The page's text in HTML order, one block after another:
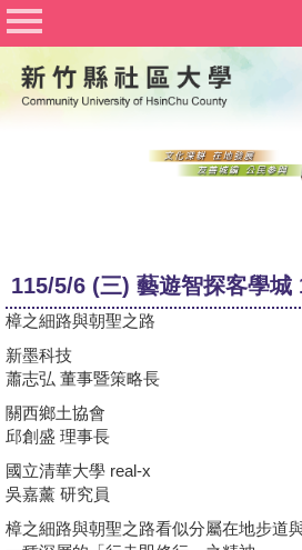
社區大學聯合網
竹北社區大學
行事曆
課程資訊
Q&A
文件下載
相關連結
115/5/6 (三) 藝遊智探客學城
樟之細路與朝聖之路
新墨科技
蕭志弘 董事暨策略長
關西鄉土協會
邱創盛 理事長
國立清華大學 real-x
吳嘉薰 研究員
樟之細路與朝聖之路看似分屬在地步道